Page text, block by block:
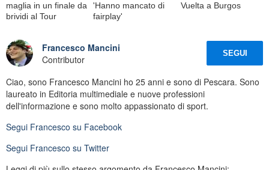
maglia in un finale da
brividi al Tour
'Hanno mancato di
fairplay'
Vuelta a Burgos
Francesco Mancini
Contributor
SEGUI
Ciao, sono Francesco Mancini ho 25 anni e sono di Pescara. Sono
laureato in Editoria multimediale e nuove professioni
dell'informazione e sono molto appassionato di sport.
Segui Francesco su Facebook
Segui Francesco su Twitter